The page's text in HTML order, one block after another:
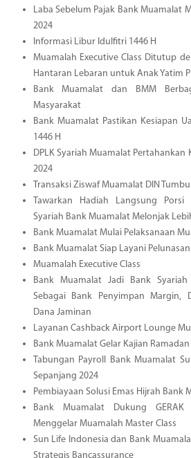
Laba Sebelum Pajak Bank Muamalat
2024
Informasi Libur Idulfitri 1446 H
Muamalah Executive Class Ditutup
Hantaran Lebaran untuk Anak Yatim
Bank Muamalat dan BMM
Masyarakat
Bank Muamalat Pastikan Kesiapan
1446 H
DPLK Syariah Muamalat Pertahankan
2024
Transaksi Ziswaf Muamalat DIN
Tawarkan Hadiah Langsung Porsi
Syariah Bank Muamalat Melonjak
Bank Muamalat Mulai Pelaksanaan
Bank Muamalat Siap Layani
Muamalah Executive Class
Bank Muamalat Jadi Bank
Sebagai Bank Penyimpan Margin,
Dana Jaminan
Layanan Cashback Airport Lounge
Bank Muamalat Gelar Kajian
Tabungan Payroll Bank Muamalat
Sepanjang 2024
Pembiayaan Solusi Emas Hijrah Bank
Bank Muamalat Dukung
Menggelar Muamalah Master Class
Sun Life Indonesia dan Bank
Strategis Bancassurance